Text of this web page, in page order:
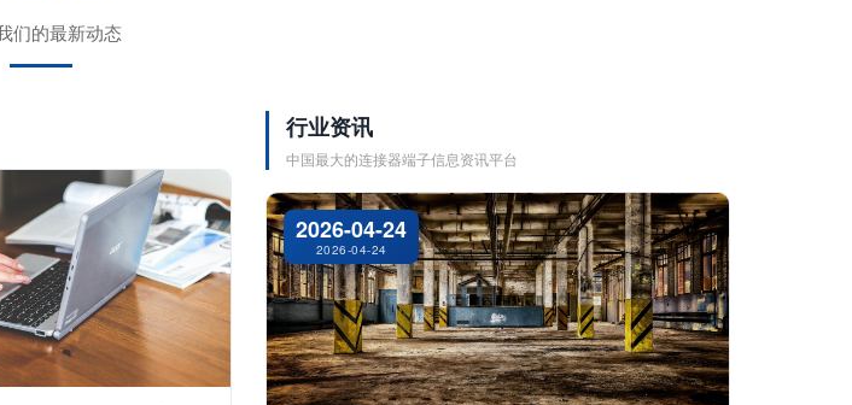
们的最新动态
行业资讯
中国最大的连接器端子信息资讯平台
2026-04-24
2026-04-24